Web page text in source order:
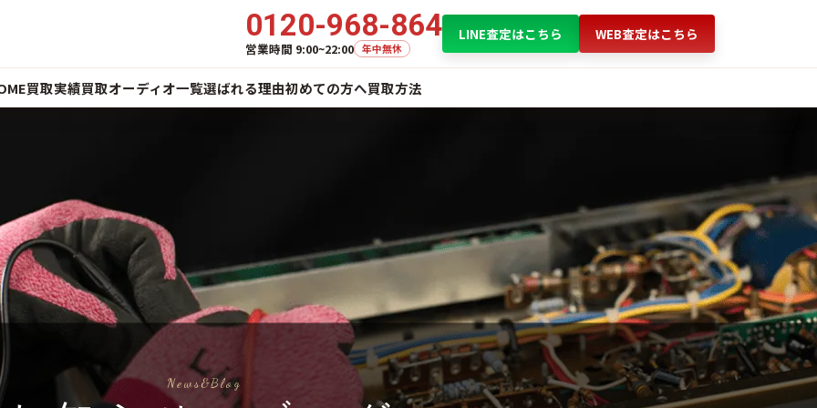
0120-968-864
営業時間 9:00~22:00 年中無休
LINE査定はこちら WEB査定はこちら
買取実績買取オーディオ一覧選ばれる理由初めての方へ買取方法
News&Blog